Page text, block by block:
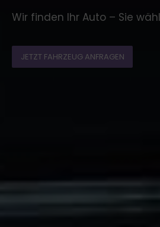
Wir finden Ihr Auto – Sie
JETZT FAHRZEUG ANFRAGEN